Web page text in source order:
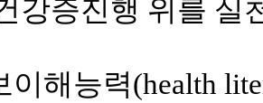
강증진행 위를 실
이해능력(health